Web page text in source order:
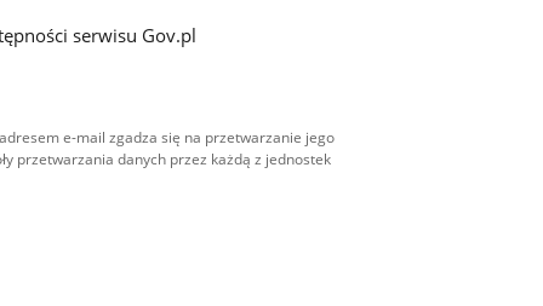
serwisu Gov.pl
e-mail zgadza się na przetwarzanie jego
przetwarzania danych przez każdą z jednostek